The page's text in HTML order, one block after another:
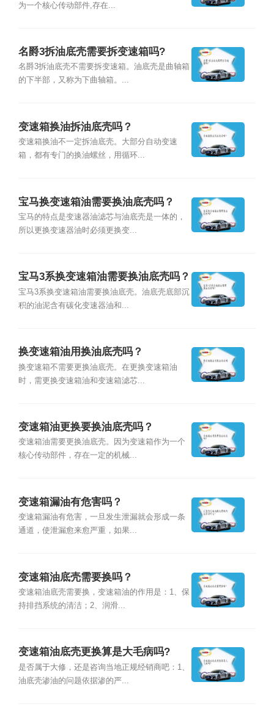
为一个核心传动部件,存在...
名爵3拆油底壳需要拆变速箱吗?
名爵3拆油底壳不需要拆变速箱。油底壳是曲轴箱
的下半部，又称为下曲轴箱。...
变速箱换油拆油底壳吗？
变速箱换油不一定拆油底壳。大部分自动变速
箱，都有专门的换油螺丝，用循环...
宝马换变速箱油需要换油底壳吗？
宝马的特点是变速器油滤芯与油底壳是一体的，
所以更换变速器油时必须更换变...
宝马3系换变速箱油需要换油底壳吗？
宝马3系换变速箱油需要换油底壳。油底壳底部沉
积的油泥含有碳化变速器油和...
换变速箱油用换油底壳吗？
换变速箱不需要更换油底壳。在更换变速箱油
时，需更换变速箱油和变速箱滤芯...
变速箱油更换要换油底壳吗？
变速箱油需要更换油底壳。因为变速箱作为一个
核心传动部件，存在一定的机械...
变速箱漏油有危害吗？
变速箱漏油有危害，一旦发生泄漏就会形成一条
通道，使泄漏愈来愈严重，如果...
变速箱油底壳需要换吗？
变速箱油底壳需要换，变速箱油的作用是：1、保
持排挡系统的清洁；2、润滑...
变速箱油底壳更换算是大毛病吗?
是否属于大修，还是咨询当地正规经销商吧：1、
油底壳渗油的问题依据渗的严...